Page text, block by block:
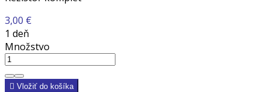
3,00 €
1 deň
Množstvo
 Vložiť do košíka